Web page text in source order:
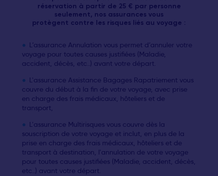
réservation à partir de 25 € par personne
seulement, nos assurances vous
protègent contre les risques liés au voyage :
L’assurance Annulation vous permet d’annuler votre
voyage pour toutes causes justifiées (Maladie,
accident, décès, etc..) avant votre départ.
L'assurance Assistance Bagages Rapatriement vous
couvre du début à la fin de votre voyage, avec prise
en charge des frais médicaux, hôteliers et de
transport,
L'assurance Multirisques vous couvre dès la
souscription de votre voyage et inclut, en plus de la
prise en charge des frais médicaux, hôteliers et de
transport à destination, l'annulation de votre voyage
pour toutes causes justifiées (Maladie, accident, décès,
etc..) avant votre départ.